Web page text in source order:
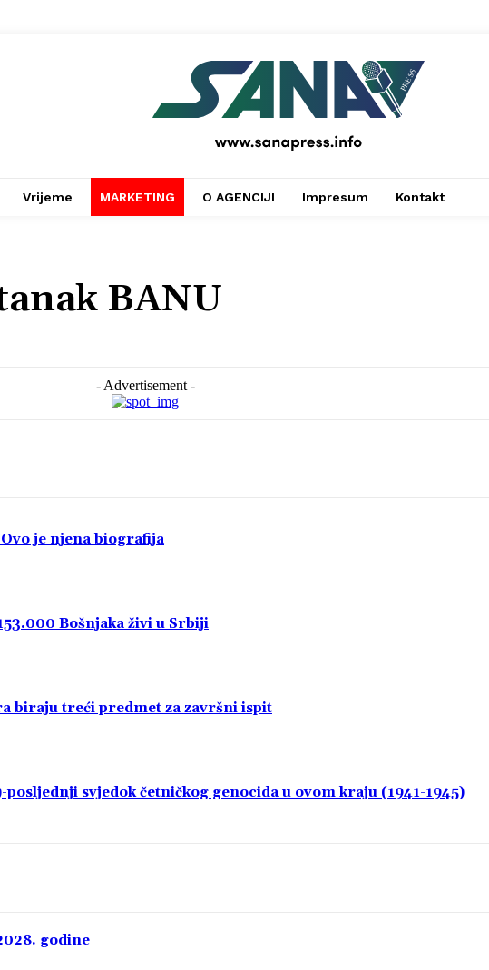
PRESS
Vrijeme MARKETING O AGENCIJI Impresum Kontakt
BANU
- Advertisement -
je njena biografija
Bošnjaka živi u Srbiji
biraju treći predmet za završni ispit
svjedok četničkog genocida u ovom kraju (1941-1945)
godine